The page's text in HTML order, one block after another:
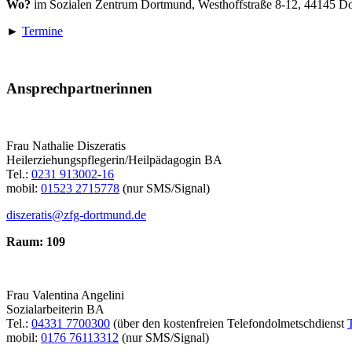
Wo? im Sozialen Zentrum Dortmund, Westhoffstraße 8-12, 44145
► Termine
Ansprechpartnerinnen
Frau Nathalie Diszeratis
Heilerziehungspflegerin/Heilpädagogin BA
Tel.: 0231 913002-16
mobil: 01523 2715778 (nur SMS/Signal)
diszeratis@zfg-dortmund.de
Raum: 109
Frau Valentina Angelini
Sozialarbeiterin BA
Tel.: 04331 7700300 (über den kostenfreien Telefondolmetschdienst
mobil: 0176 76113312 (nur SMS/Signal)